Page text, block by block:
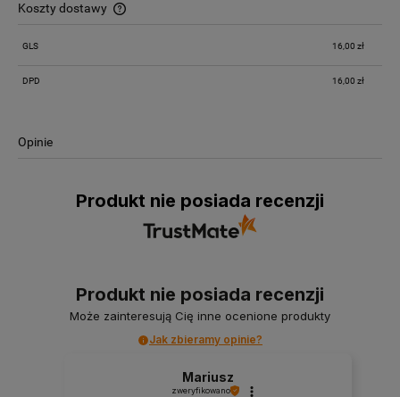
Koszty dostawy
Cena nie zawiera ewentualnych kosztów płatności
GLS 16,00 zł
DPD 16,00 zł
Opinie
Produkt nie posiada recenzji
Produkt nie posiada recenzji
Może zainteresują Cię inne ocenione produkty
Jak zbieramy opinie?
Mariusz
zweryfikowano